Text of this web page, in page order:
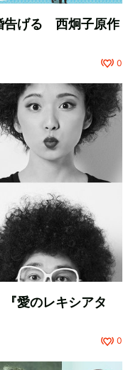
告げる 西炯子原作
0
愛のレキシアタ
0